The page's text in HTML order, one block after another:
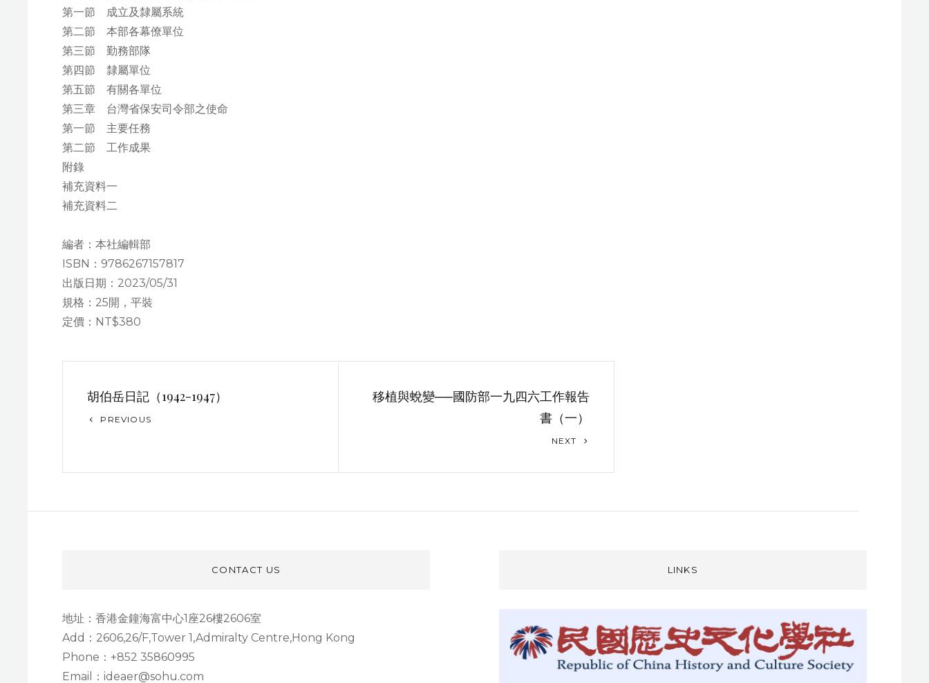
第一節 成立及隸屬系統
第二節 本部各幕僚單位
第三節 勤務部隊
第四節 隸屬單位
第五節 有關各單位
第三章 台灣省保安司令部之使命
第一節 主要任務
第二節 工作成果
附錄
補充資料一
補充資料二
編者：本社編輯部
ISBN：9786267157817
出版日期：2023/05/31
規格：25開，平裝
定價：NT$380
胡伯岳日記（1942-1947）
Previous
PREVIOUS
移植與蛻變──國防部一九四六工作報告
書（一）
NEXT
CONTACT US
地址：香港金鐘海富中心1座26樓2606室
Add：2606,26/F,Tower 1,Admiralty Centre,Hong Kong
Phone：+852 35860995
Email：ideaer@sohu.com
LINKS